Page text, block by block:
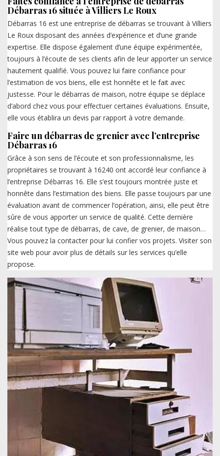
Débarras 16 située à Villiers Le Roux
Débarras 16 est une entreprise de débarras se trouvant à Villiers
Le Roux disposant des années d’expérience et d’une grande
expertise. Elle dispose également d’une équipe expérimentée,
toujours à l’écoute de ses clients afin de leur apporter un service
hautement qualifié. Vous pouvez lui faire confiance pour
l’estimation de vos biens, elle est honnête et le fait avec
justesse. Pour le débarras de maison, notre équipe se déplace
d’abord chez vous pour effectuer certaines évaluations. Ensuite,
elle vous établira un devis par rapport à votre demande.
Faire un débarras de grenier avec l’entreprise
Débarras 16
Grâce à son sens de l’écoute et son professionnalisme, les
propriétaires se trouvant à 16240 ont accordé leur confiance à
l’entreprise Débarras 16. Elle s’est toujours montrée juste et
honnête dans l’estimation des biens. Elle passe toujours par une
évaluation avant de commencer l’opération, ainsi, elle peut être
sûre de vous apporter un service de qualité. Cette dernière
réalise tout type de débarras, de cave, de grenier, de maison…
Vous pouvez la contacter pour lui confier vos projets. Visiter son
site web pour avoir plus de détails sur les services qu’elle
propose.